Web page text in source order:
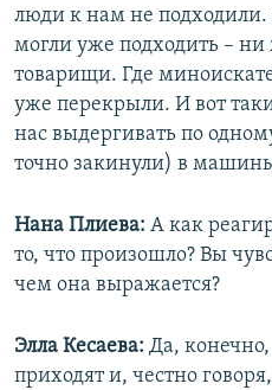
люди к нам не
могли уже подходить –
товарищи. Где
уже перекрыли. И вот
нас выдергивать по
точно закинули) в
Нана Плиева: А как
то, что произошло? Вы
чем она выражается?
Элла Кесаева: Да, конечно,
приходят и, честно